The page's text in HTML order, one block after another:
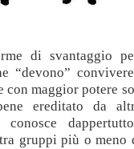
di svantaggio
“devono”
con maggior potere
ereditato da
gruppi più o meno